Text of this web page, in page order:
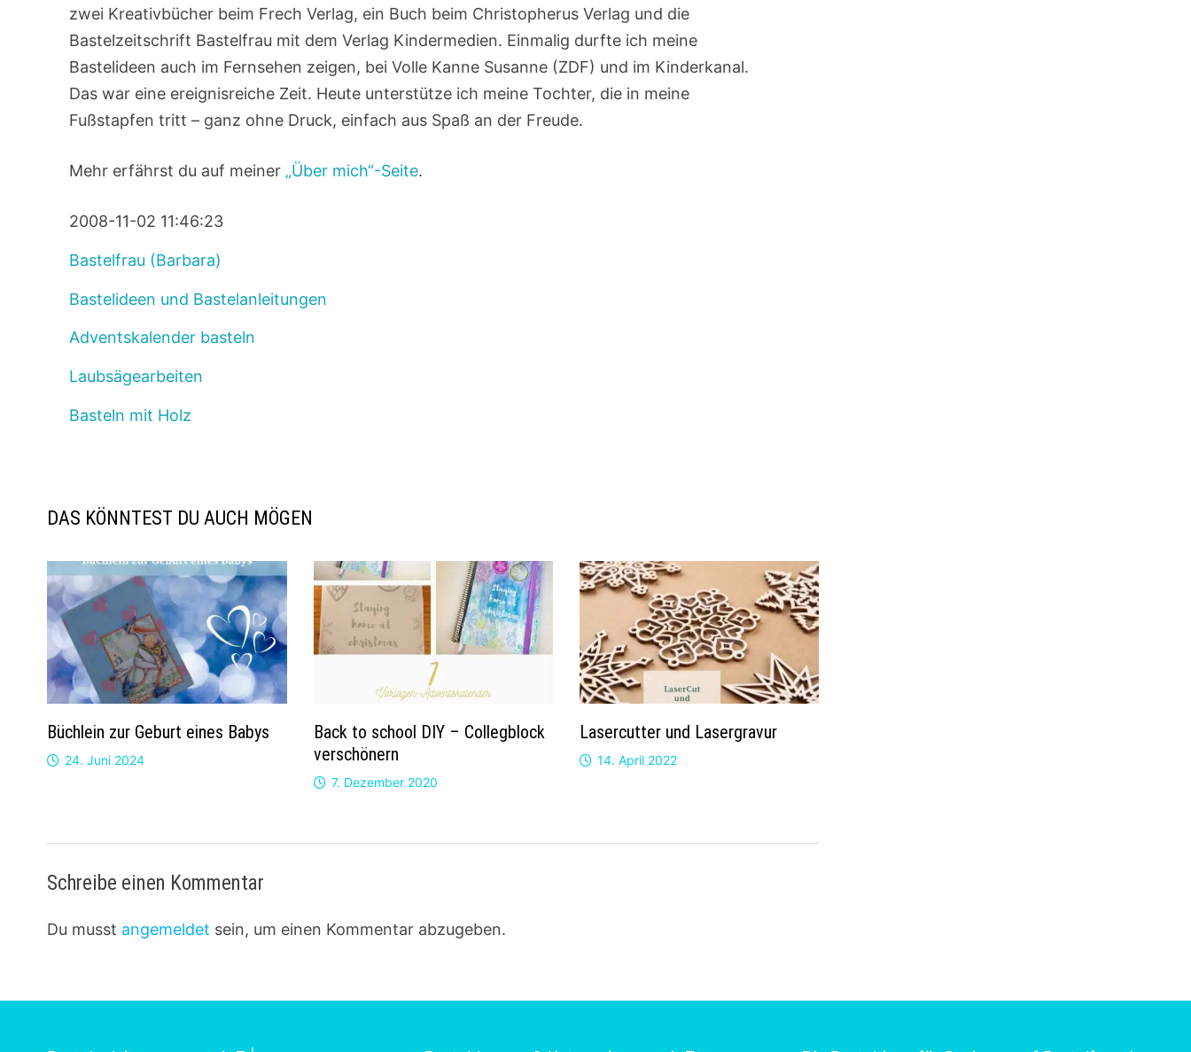
zwei Kreativbücher beim Frech Verlag, ein Buch beim Christopherus Verlag und die
Bastelzeitschrift Bastelfrau mit dem Verlag Kindermedien. Einmalig durfte ich meine
Bastelideen auch im Fernsehen zeigen, bei Volle Kanne Susanne (ZDF) und im Kinderkanal.
Das war eine ereignisreiche Zeit. Heute unterstütze ich meine Tochter, die in meine
Fußstapfen tritt – ganz ohne Druck, einfach aus Spaß an der Freude.
Mehr erfährst du auf meiner „Über mich“-Seite.
2008-11-02 11:46:23
Bastelfrau (Barbara)
Bastelideen und Bastelanleitungen
Adventskalender basteln
Laubsägearbeiten
Basteln mit Holz
DAS KÖNNTEST DU AUCH MÖGEN
Büchlein zur Geburt eines Babys
24. Juni 2024
Back to school DIY – Collegblock
verschönern
7. Dezember 2020
Lasercutter und Lasergravur
14. April 2022
Schreibe einen Kommentar
Du musst angemeldet sein, um einen Kommentar abzugeben.